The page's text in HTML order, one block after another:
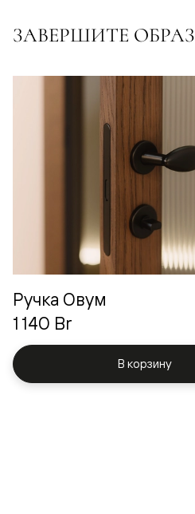
ЗАВЕРШИТЕ ОБРАЗ
Ручка Овум
1 140 Br
В корзину